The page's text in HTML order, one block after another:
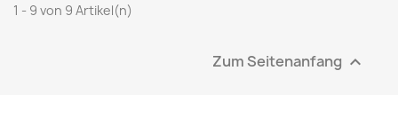
1 - 9 von 9 Artikel(n)
Zum Seitenanfang 